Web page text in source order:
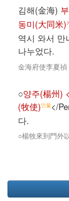
김해(金海)
동미(大同米)
역시 와서 만
나누었다.
金海府使李夏
○양주(楊州)
(牧使)인물</
다.
○楊牧來到門外